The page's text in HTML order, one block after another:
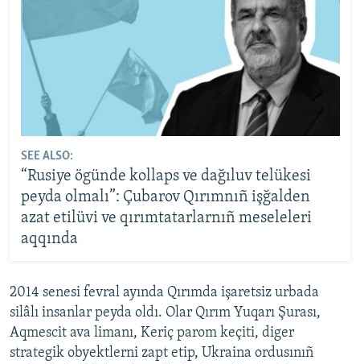
SEE ALSO:
“Rusiye ögünde kollaps ve dağıluv telükesi
peyda olmalı”: Çubarov Qırımnıñ işğalden
azat etilüvi ve qırımtatarlarnıñ meseleleri
aqqında
2014 senesi fevral ayında Qırımda işaretsiz urbada
silâlı insanlar peyda oldı. Olar Qırım Yuqarı Şurası,
Aqmescit ava limanı, Keriç parom keçiti, diger
strategik obyektlerni zapt etip, Ukraina ordusınıñ